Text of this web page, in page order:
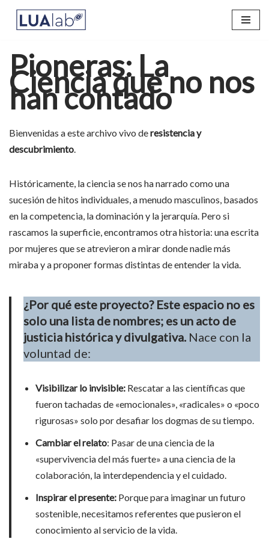
Saltar
contenido
Pioneras: La
Ciencia que no nos
han contado
Bienvenidas a este archivo vivo deresistencia y
descubrimiento
Históricamente, la ciencia se nos ha narrado como una
sucesión de hitos individuales, a menudo masculinos, basados
en la competencia, la dominación y la jerarquía. Pero si
rascamos la superficie, encontramos otra historia: una escrita
por mujeres que se atrevieron a mirar donde nadie más
miraba y a proponer formas distintas de entender la vida.
¿Por qué este proyecto? Este espacio no es
solo una lista de nombres; es un acto de
justicia histórica y divulgativa. Nace con la
voluntad de:
Visibilizar lo invisible: Rescatar a las científicas que
fueron tachadas de «emocionales», «radicales» o «poco
rigurosas» solo por desafiar los dogmas de su tiempo.
Cambiar el relato: Pasar de una ciencia de la
«supervivencia del más fuerte» a una ciencia de la
colaboración, la interdependencia y el cuidado.
Inspirar el presente: Porque para imaginar un futuro
sostenible, necesitamos referentes que pusieron el
conocimiento al servicio de la vida.